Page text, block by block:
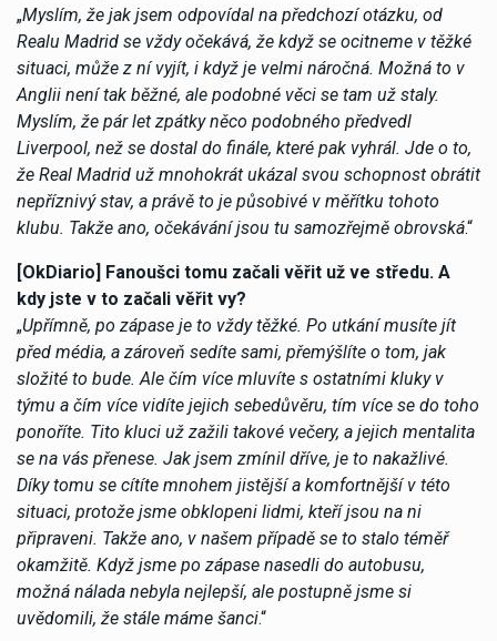
„Myslím, že jak jsem odpovídal na předchozí otázku, od
Realu Madrid se vždy očekává, že když se ocitneme v těžké
situaci, může z ní vyjít, i když je velmi náročná. Možná to v
Anglii není tak běžné, ale podobné věci se tam už staly.
Myslím, že pár let zpátky něco podobného předvedl
Liverpool, než se dostal do finále, které pak vyhrál. Jde o to,
že Real Madrid už mnohokrát ukázal svou schopnost obrátit
nepříznivý stav, a právě to je působivé v měřítku tohoto
klubu. Takže ano, očekávání jsou tu samozřejmě obrovská.“
[OkDiario] Fanoušci tomu začali věřit už ve středu. A
kdy jste v to začali věřit vy?
„Upřímně, po zápase je to vždy těžké. Po utkání musíte jít
před média, a zároveň sedíte sami, přemýšlíte o tom, jak
složité to bude. Ale čím více mluvíte s ostatními kluky v
týmu a čím více vidíte jejich sebedůvěru, tím více se do toho
ponoříte. Tito kluci už zažili takové večery, a jejich mentalita
se na vás přenese. Jak jsem zmínil dříve, je to nakažlivé.
Díky tomu se cítíte mnohem jistější a komfortnější v této
situaci, protože jsme obklopeni lidmi, kteří jsou na ni
připraveni. Takže ano, v našem případě se to stalo téměř
okamžitě. Když jsme po zápase nasedli do autobusu,
možná nálada nebyla nejlepší, ale postupně jsme si
uvědomili, že stále máme šanci.“